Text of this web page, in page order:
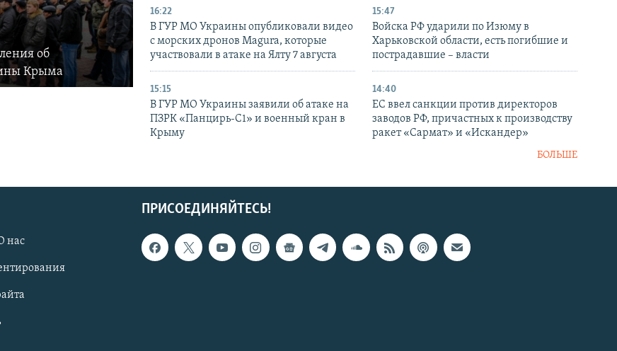
об
Крыма
16:22
В ГУР МО Украины опубликовали видео
с морских дронов Magura, которые
участвовали в атаке на Ялту 7 августа
15:47
Войска РФ ударили по Изюму в
Харьковской области, есть погибшие и
пострадавшие – власти
15:15
В ГУР МО Украины заявили об атаке на
ПЗРК «Панцирь-С1» и военный кран в
Крыму
14:40
ЕС ввел санкции против директоров
заводов РФ, причастных к производству
ракет «Сармат» и «Искандер»
БОЛЬШЕ
ПРИСОЕДИНЯЙТЕСЬ!
нас